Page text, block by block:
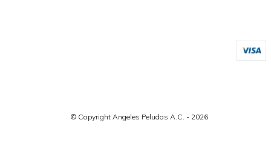
© Copyright Angeles Peludos A.C. - 2026